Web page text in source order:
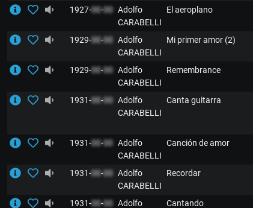
1927-00-00 Adolfo
CARABELLI
El aeroplano
1929-00-00 Adolfo
CARABELLI
Mi primer amor (2)
1929-00-00 Adolfo
CARABELLI
Remembrance
1931-00-00 Adolfo
CARABELLI
Canta guitarra
1931-00-00 Adolfo
CARABELLI
Canción de amor
1931-00-00 Adolfo
CARABELLI
Recordar
1931-00-00 Adolfo
Cantando